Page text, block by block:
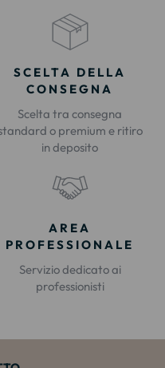
SCELTA DELLA
CONSEGNA
Scelta tra consegna
o premium e ritiro
in deposito
AREA
PROFESSIONALE
Servizio dedicato ai
professionisti